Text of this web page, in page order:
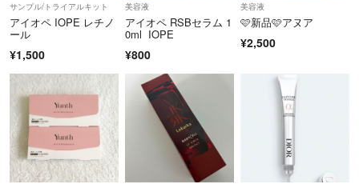
サンプル/トライアルキット
アイオペ IOPE レチノ
ール
¥1,500
美容液
アイオペ RSBセラム 1
0ml IOPE
¥800
美容液
‎🩷新品‎🩷アヌア
¥2,500